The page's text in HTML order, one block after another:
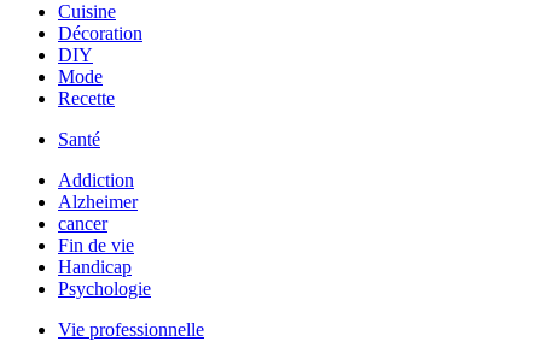
Cuisine
Décoration
DIY
Mode
Recette
Santé
Addiction
Alzheimer
cancer
Fin de vie
Handicap
Psychologie
Vie professionnelle